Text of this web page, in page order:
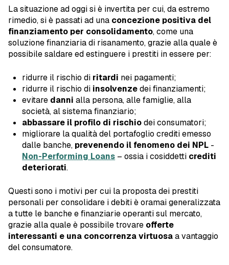
La situazione ad oggi si è invertita per cui, da estremo
rimedio, si è passati ad una concezione positiva del
finanziamento per consolidamento, come una
soluzione finanziaria di risanamento, grazie alla quale è
possibile saldare ed estinguere i prestiti in essere per:
ridurre il rischio di ritardi nei pagamenti;
ridurre il rischio di insolvenzedei finanziamenti;
evitare danni alla persona, alle famiglie, alla
società, al sistema finanziario;
abbassare il profilo di rischiodei consumatori;
migliorare la qualità del portafoglio crediti emesso
dalle banche, prevenendo il fenomeno dei NPL -
Non-Performing Loans – ossia i cosiddetti crediti
deteriorati.
Questi sono i motivi per cui la proposta dei prestiti
personali per consolidare i debiti è oramai generalizzata
a tutte le banche e finanziarie operanti sul mercato,
grazie alla quale è possibile trovare offerte
interessanti e una concorrenza virtuosaa vantaggio
del consumatore.